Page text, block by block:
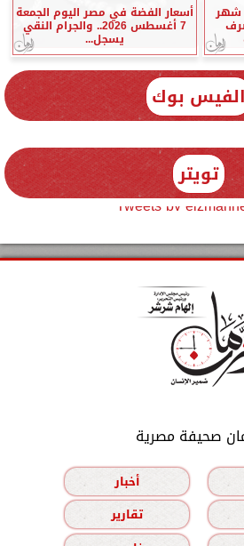
شهر
صرف
أسعار الفضة في مصر اليوم الجمعة
7 أغسطس 2026.. والجرام النقي
يسجل...
الفيس بوك
تويتر
Tweets by
صحيفة مصرية
أخبار
تقارير